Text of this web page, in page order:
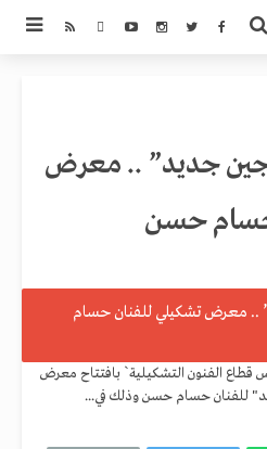
جديد” .. معرض
حسام حسن
قطاع الفنون التشكيلية` بافتتاح معرض
للفنان حسام حسن وذلك في...